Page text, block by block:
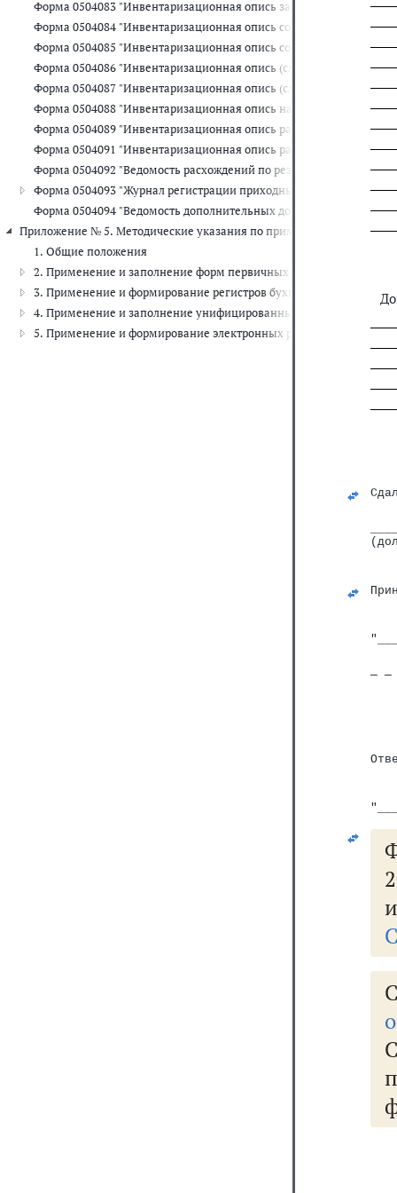
Форма 0504083 "Инвентаризационная опись задолженности по
Форма 0504084 "Инвентаризационная опись состояния
Форма 0504085 "Инвентаризационная опись состояния
Форма 0504086 "Инвентаризационная опись (сличительная
Форма 0504087 "Инвентаризационная опись (сличительная
Форма 0504088 "Инвентаризационная опись наличных денежных
Форма 0504089 "Инвентаризационная опись расчетов с
Форма 0504091 "Инвентаризационная опись расчетов по
Форма 0504092 "Ведомость расхождений по результатам
Форма 0504093 "Журнал регистрации приходных и расходных
Форма 0504094 "Ведомость дополнительных доходов
Приложение № 5. Методические указания по применению форм
1. Общие положения
2. Применение и заполнение форм первичных учетных
3. Применение и формирование регистров бухгалтерского учета
4. Применение и заполнение унифицированных форм
5. Применение и формирование электронных регистров
─ ─